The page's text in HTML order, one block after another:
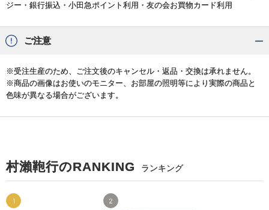
ジー・銀行振込・小田急ポイント利用・友の会お買物カード利用
ご注意
※受注生産のため、ご注文後のキャンセル・返品・交換は承れません。
※商品の画像はお使いのモニター、お部屋の照明等により実際の商品と
色味が異なる場合がございます。
村瀨鞄行のRANKING ランキング
1 2